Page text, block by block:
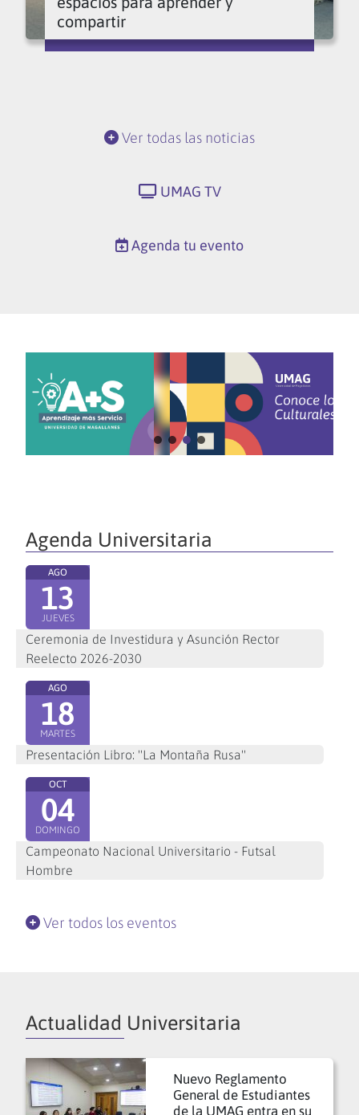
compartir
Ver todas las noticias
UMAG TV
Agenda tu evento
Agenda Universitaria
AGO
13
JUEVES
Ceremonia de Investidura y Asunción Rector
Reelecto 2026-2030
AGO
18
MARTES
Presentación Libro: "La Montaña Rusa"
OCT
04
DOMINGO
Campeonato Nacional Universitario - Futsal
Hombre
Ver todos los eventos
Actualidad Universitaria
Nuevo Reglamento
General de Estudiantes
de la UMAG entra en su